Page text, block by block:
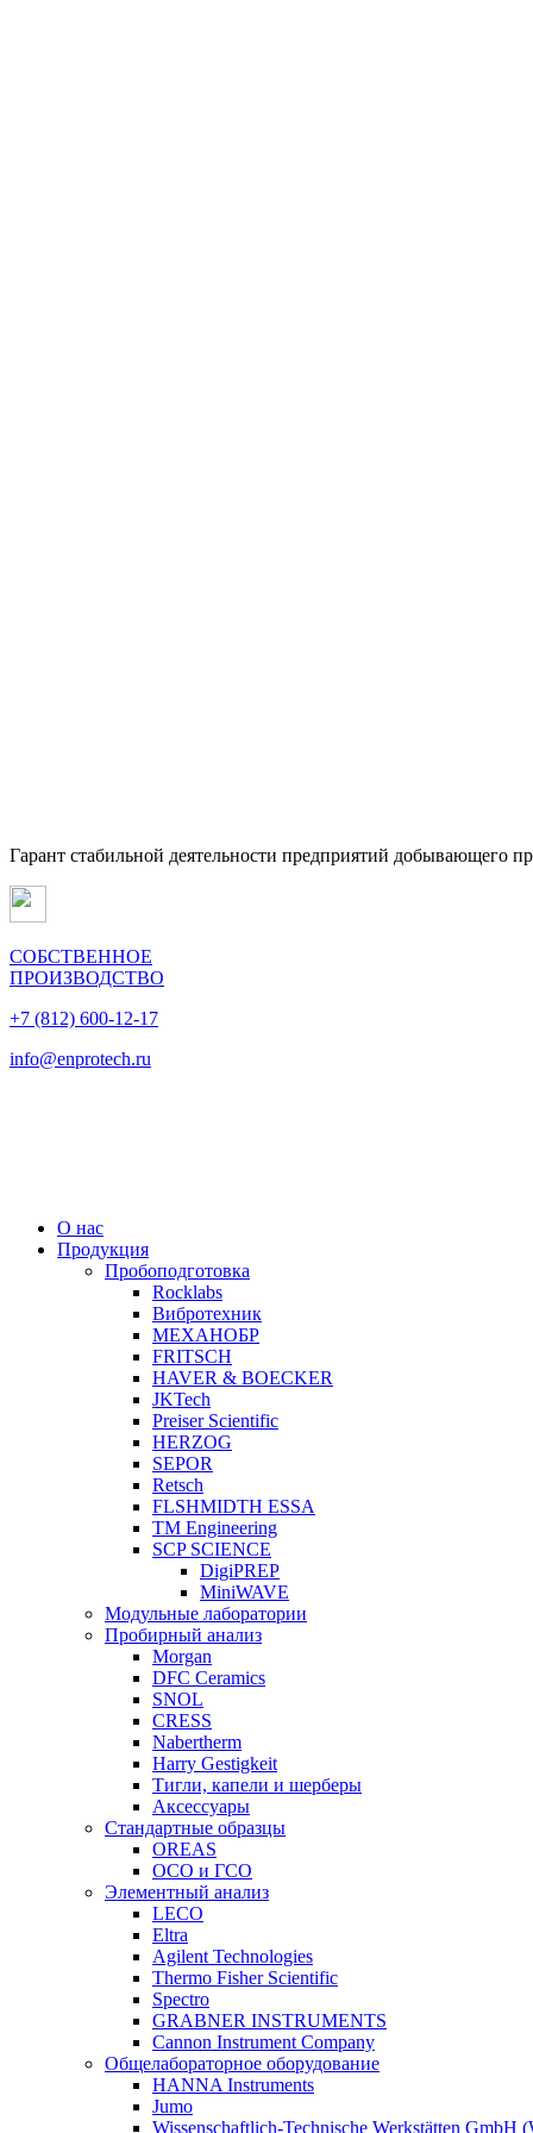
Гарант стабильной деятельности предприятий добывающего
СОБСТВЕННОЕ
ПРОИЗВОДСТВО
+7 (812) 600-12-17
info@enprotech.ru
О нас
Продукция
Пробоподготовка
Rocklabs
Вибротехник
МЕХАНОБР
FRITSCH
HAVER & BOECKER
JKTech
Preiser Scientific
HERZOG
SEPOR
Retsch
FLSHMIDTH ESSA
TM Engineering
SCP SCIENCE
DigiPREP
MiniWAVE
Модульные лаборатории
Пробирный анализ
Morgan
DFC Ceramics
SNOL
CRESS
Nabertherm
Harry Gestigkeit
Тигли, капели и шерберы
Аксессуары
Стандартные образцы
OREAS
ОСО и ГСО
Элементный анализ
LECO
Eltra
Agilent Technologies
Thermo Fisher Scientific
Spectro
GRABNER INSTRUMENTS
Cannon Instrument Company
Общелабораторное оборудование
HANNA Instruments
Jumo
Wissenschaftlich-Technische Werkstätten GmbH